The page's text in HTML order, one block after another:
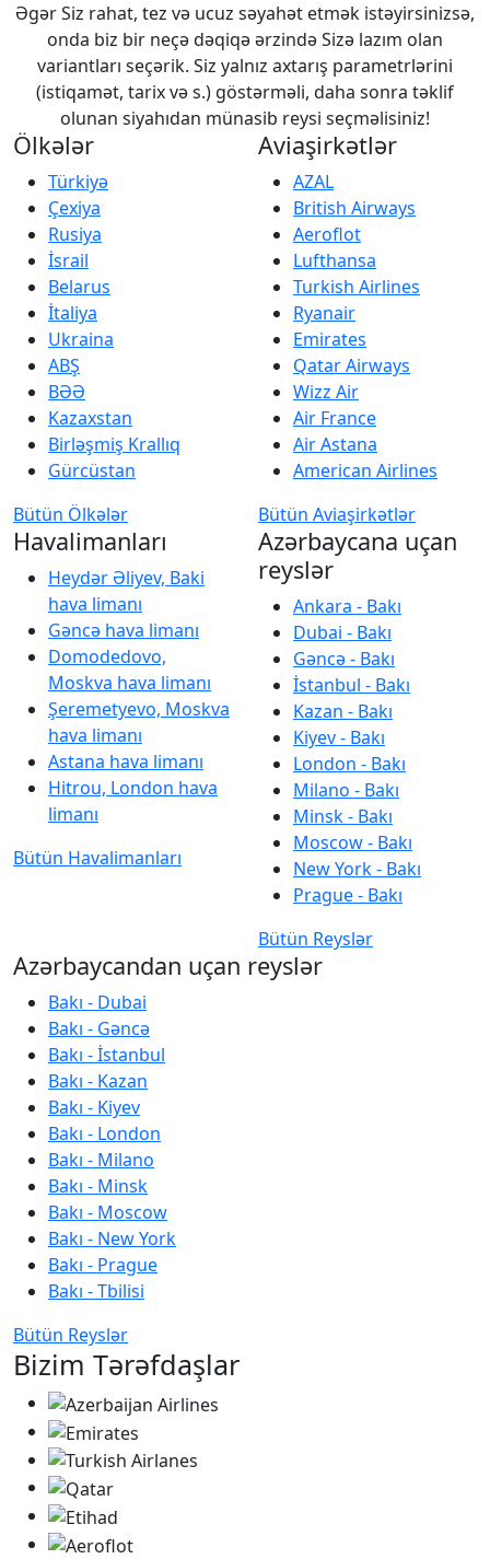
Əgər Siz rahat, tez və ucuz səyahət etmək istəyirsinizsə,
onda biz bir neçə dəqiqə ərzində Sizə lazım olan
variantları seçərik. Siz yalnız axtarış parametrlərini
(istiqamət, tarix və s.) göstərməli, daha sonra təklif
olunan siyahıdan münasib reysi seçməlisiniz!
Ölkələr
Türkiyə
Çexiya
Rusiya
İsrail
Belarus
İtaliya
Ukraina
ABŞ
BƏƏ
Kazaxstan
Birləşmiş Krallıq
Gürcüstan
Bütün Ölkələr
Aviaşirkətlər
AZAL
British Airways
Aeroflot
Lufthansa
Turkish Airlines
Ryanair
Emirates
Qatar Airways
Wizz Air
Air France
Air Astana
American Airlines
Bütün Aviaşirkətlər
Havalimanları
Heydər Əliyev, Baki
hava limanı
Gəncə hava limanı
Domodedovo,
Moskva hava limanı
Şeremetyevo, Moskva
hava limanı
Astana hava limanı
Hitrou, London hava
limanı
Bütün Havalimanları
Azərbaycana uçan
reyslər
Ankara - Bakı
Dubai - Bakı
Gəncə - Bakı
İstanbul - Bakı
Kazan - Bakı
Kiyev - Bakı
London - Bakı
Milano - Bakı
Minsk - Bakı
Moscow - Bakı
New York - Bakı
Prague - Bakı
Bütün Reyslər
Azərbaycandan uçan reyslər
Bakı - Dubai
Bakı - Gəncə
Bakı - İstanbul
Bakı - Kazan
Bakı - Kiyev
Bakı - London
Bakı - Milano
Bakı - Minsk
Bakı - Moscow
Bakı - New York
Bakı - Prague
Bakı - Tbilisi
Bütün Reyslər
Bizim Tərəfdaşlar